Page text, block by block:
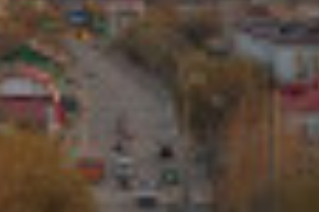
Сайт:
Адрес:
Телефон: